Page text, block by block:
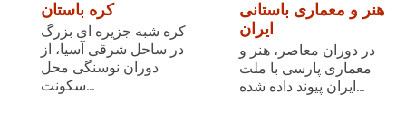
کره باستان
کره شبه جزیره ای بزرگ
در ساحل شرقی آسیا، از
دوران نوسنگی محل
سکونت...
هنر و معماری باستانی
ایران
در دوران معاصر، هنر و
معماری پارسی با ملت
ایران پیوند داده شده...